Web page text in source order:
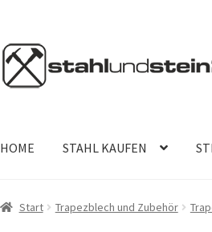
Zur
Navigation
springen
Zum
Inhalt
springen
HOME STAHL KAUFEN
Start Trapezblech und Zubehör